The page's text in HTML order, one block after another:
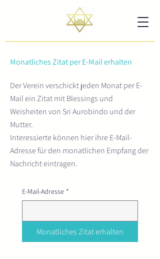
Monatliches Zitat per E-Mail erhalten
Der Verein verschickt jeden Monat per E-
Mail ein Zitat mit Blessings und
Weisheiten von Sri Aurobindo und der
Mutter.
Interessierte können hier ihre E-Mail-
Adresse für den monatlichen Empfang der
Nachricht eintragen.
E-Mail-Adresse *
Monatliches Zitat erhalten